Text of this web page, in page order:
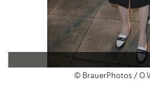
© BrauerPhotos /